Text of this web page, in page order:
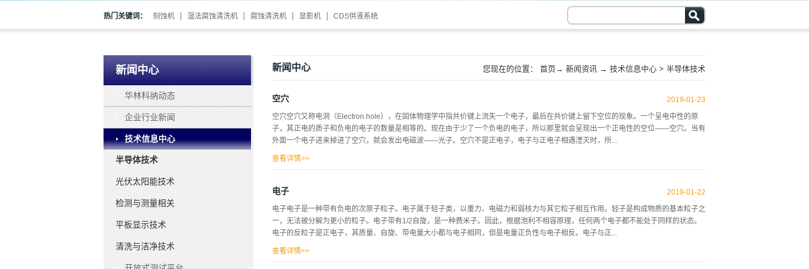
热门关键词： 刻蚀机 湿法腐蚀清洗机 腐蚀清洗机 显影机 CDS供液系统
新闻中心
华林科纳动态
企业行业新闻
技术信息中心
半导体技术
光伏太阳能技术
检测与测量相关
平板显示技术
清洗与洁净技术
新闻中心 您现在的位置： 首页→ 新闻资讯 → 技术信息中心 > 半导体技术
空穴
空穴空穴又称电洞（Electron hole），在固体物理学中指共价键上流失一个电子，最后在共价键上留下空位的现象。一个呈电中性的原
子，其正电的质子和负电的电子的数量是相等的。现在由于少了一个负电的电子，所以那里就会呈现出一个正电性的空位——空穴。当有
外面一个电子进来掉进了空穴，就会发出电磁波——光子。空穴不是正电子，电子与正电子相遇湮灭时，所...
能量通常只有几个电子伏特。半导体由于禁带较窄，电子只需不多的能量就能从价带激发到导带，从而在价带中留下空穴。周围电子可以
征半导体（纯硅、锗等的晶体）的基础上掺杂。若掺入3价元素杂质（如硼、镓、铟、铝等），则可产生大量空穴，获得P型半导体，又
称空穴型半导体。空穴是P型半导体中的多数载流子。
2019-01-23
查看详情>>
电子
电子电子是一种带有负电的次原子粒子。电子属于轻子类，以重力、电磁力和弱核力与其它粒子相互作用。轻子是构成物质的基本粒子之
一，无法被分解为更小的粒子。电子带有1/2自旋，是一种费米子。因此，根据泡利不相容原理，任何两个电子都不能处于同样的状态。
电子的反粒子是正电子，其质量、自旋、带电量大小都与电子相同，但是电量正负性与电子相反。电子与正...
2019-01-22
查看详情>>